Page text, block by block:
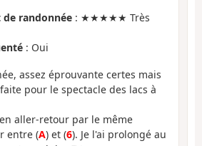
randonnée : ★★★★★ Très
: Oui
assez éprouvante certes mais
pour le spectacle des lacs à
aller-retour par le même
entre (A) et (6). Je l'ai prolongé au